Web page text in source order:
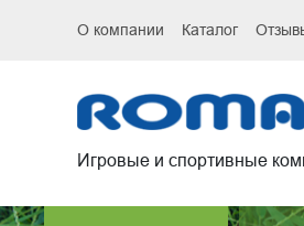
О компании Каталог
Игровые и спортивные